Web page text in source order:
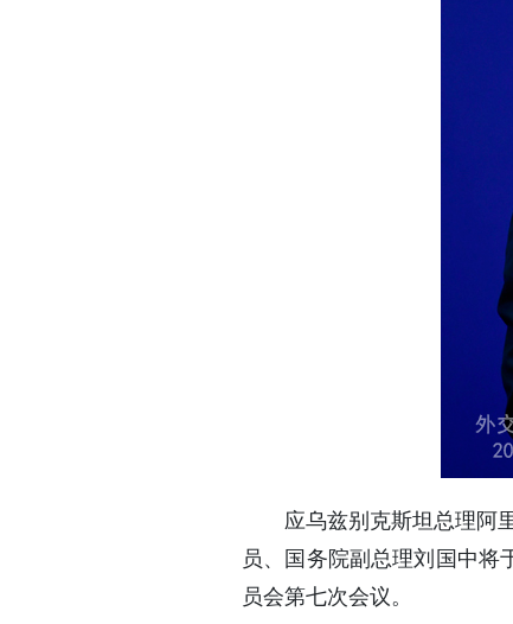
应乌兹别克斯坦总理阿
员、国务院副总理刘国中将
员会第七次会议。